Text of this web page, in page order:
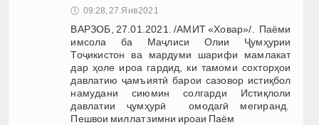
🕔 09:28, 27.Янв 2021
ВАРЗОБ, 27.01.2021. /АМИТ «Ховар»/. Паёми
имсола ба Маҷлиси Олии Ҷумҳурии
Тоҷикистон ва мардуми шарифи мамлакат
дар ҳоле ироа гардид, ки тамоми сохторҳои
давлатию ҷамъиятӣ барои сазовор истиқбол
намудани сиюмин солгарди Истиқлоли
давлатии ҷумҳурӣ омодагӣ мегиранд.
Пешвои миллат зимни ироаи Паём